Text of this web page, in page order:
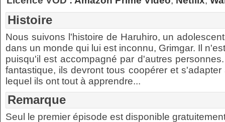
Histoire
Nous suivons l'histoire de Haruhiro, un
dans un monde qui lui est inconnu, Grimgar. Il
puisqu'il est accompagné par d'autres
fantastique, ils devront tous coopérer et
lequel ils ont tout à apprendre...
Remarque
Seul le premier épisode est disponible